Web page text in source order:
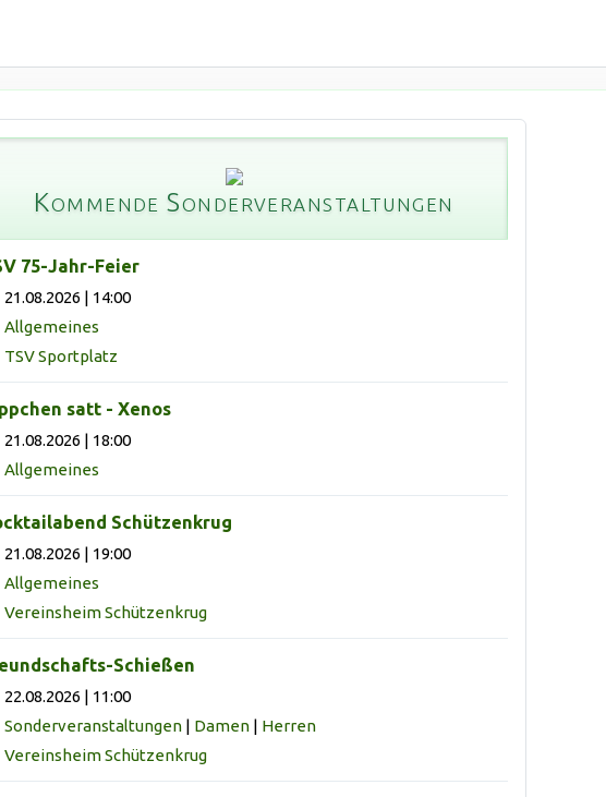
Kommende Sonderveranstaltungen
75-Jahr-Feier
21.08.2026 | 14:00
Allgemeines
TSV Sportplatz
satt - Xenos
21.08.2026 | 18:00
Allgemeines
Schützenkrug
21.08.2026 | 19:00
Allgemeines
Vereinsheim Schützenkrug
Schießen
22.08.2026 | 11:00
Sonderveranstaltungen| Damen| Herren
Vereinsheim Schützenkrug